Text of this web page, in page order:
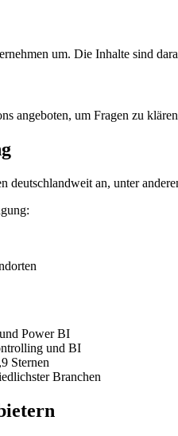
um. Die Inhalte sind
angeboten, um Fragen zu
deutschlandweit an, unter
Power BI
und BI
Sternen
Branchen